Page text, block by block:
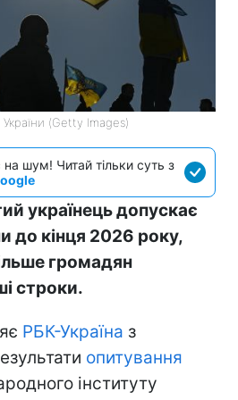
(Getty Images)
шум! Читай тільки суть з
українець допускає
до кінця 2026 року,
громадян
строки.
РБК-Україна з
опитування
інституту